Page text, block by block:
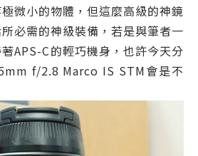
微小的物體，但這麼高級的神鏡
必需的神級裝備，若是與筆者一
APS-C的輕巧機身，也許今天分
f/2.8 Marco IS STM會是不